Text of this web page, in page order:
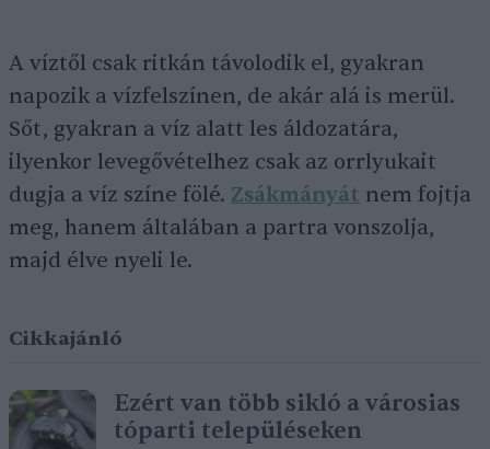
A víztől csak ritkán távolodik el, gyakran
napozik a vízfelszínen, de akár alá is merül.
Sőt, gyakran a víz alatt les áldozatára,
ilyenkor levegővételhez csak az orrlyukait
dugja a víz színe fölé. Zsákmányát nem fojtja
meg, hanem általában a partra vonszolja,
majd élve nyeli le.
Cikkajánló
Ezért van több sikló a városias
tóparti településeken